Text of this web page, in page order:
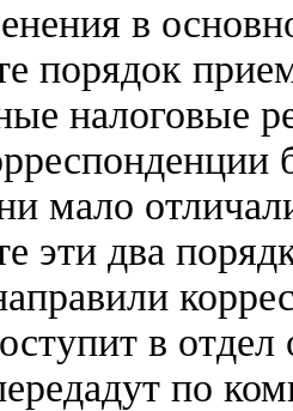
в
порядок
налоговые
мало
эти два
в
по